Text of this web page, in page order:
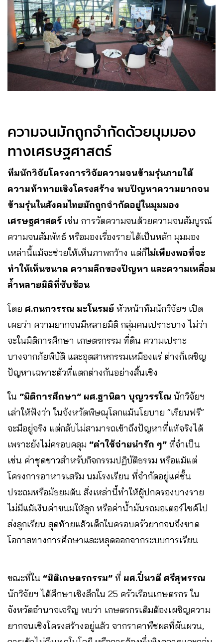
ความจนมักถูกจำกัดด้วยมุมมอง
ทางเศรษฐศาสตร์
ทีมนักวิจัยโครงการวิจัยความจนข้ามรุ่นภายใต้
ความท้าทายเชิงโครงสร้าง พบปัญหาความยากจน
ข้ามรุ่นในสังคมไทยมักถูกจำกัดอยู่ในมุมมอง
เศรษฐศาสตร์ เช่น การวัดความจนด้วยความจนสัมบูรณ์
ความจนสัมพัทธ์ หรือมองเรื่องรายได้เป็นหลัก มุมมอง
เหล่านี้แม้จะช่วยให้เห็นภาพกว้าง แต่ก็ไม่เพียงพอที่จะ
ทำให้เห็นขนาด ความลึกของปัญหา และความเหลื่อม
ล้ำหลายมิติที่ซับซ้อน
โดย ศ.กนกวรรณ มะโนรมย์ หัวหน้าทีมนักวิจัยฯ เปิด
เผยว่า ความยากจนมีหลายมิติ กลุ่มคนเปราะบาง ไม่ว่า
จะในมิติการศึกษา เกษตรกรรม ที่ดิน ความเปราะ
บางจากภัยพิบัติ และอุตสาหกรรมเหมืองแร่ ต่างก็เผชิญ
ปัญหาเฉพาะตัวที่แตกต่างกันอย่างสิ้นเชิง
ใน “มิติการศึกษา” ผศ.ฐานิดา บุญวรรโณ นักวิจัยฯ
เล่าให้ฟังว่า ในจังหวัดพิษณุโลกแม้นโยบาย “เรียนฟรี”
จะมีอยู่จริง แต่กลับไม่สามารถเข้าถึงปัญหาที่แท้จริงได้
เพราะยังไม่ครอบคลุม “ค่าใช้จ่ายน่ารัก ๆ” ที่จำเป็น
เช่น ค่าชุดขาวสำหรับกิจกรรมปฏิบัติธรรม หรือแม้แต่
โครงการอาหารเสริม นมโรงเรียน ที่จำกัดอยู่แค่ชั้น
ประถมหรือมัธยมต้น สิ่งเหล่านี้ทำให้ผู้ปกครองบางราย
ไม่มีแม้เงินค่าขนมให้ลูก หรือค่าน้ำมันรถมอเตอร์ไซค์ไป
ส่งลูกเรียน สุดท้ายแล้วเด็กในครอบครัวยากจนจึงขาด
โอกาสทางการศึกษาและหลุดออกจากระบบการเรียน
ขณะที่ใน “มิติเกษตรกรรม” ที่ ผศ.ปิ่นวดี ศรีสุพรรณ
นักวิจัยฯ ได้ศึกษาเชิงลึกใน 25 ครัวเรือนเกษตรกร ใน
จังหวัดอำนาจเจริญ พบว่า เกษตรกรเดิมต้องเผชิญความ
ยากจนเชิงโครงสร้างอยู่แล้ว จากราคาพืชผลที่ผันผวน,